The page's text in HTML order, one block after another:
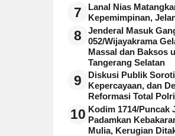
7
Lanal Nias
Kepemimpinan,
8
Jenderal Masuk
052/Wijayakrama
Massal dan Baksos
Tangerang Selatan
9
Diskusi Publik
Kepercayaan, dan
Reformasi Total Polri
10 Kodim 1714/Puncak
Padamkan
Mulia, Kerugian